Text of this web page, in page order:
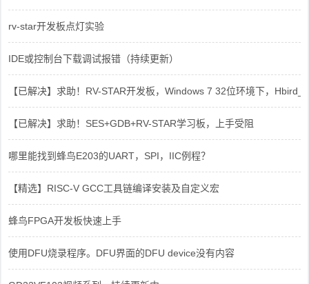
rv-star开发板点灯实验
IDE或控制台下载调试报错（持续更新）
【已解决】求助！RV-STAR开发板，Windows 7 32位环境下，
【已解决】求助！SES+GDB+RV-STAR学习板，上手受阻
哪里能找到蜂鸟E203的UART，SPI，IIC例程？
【精选】RISC-V GCC工具链编译安装及自定义宏
蜂鸟FPGA开发板快速上手
使用DFU烧录程序。DFU界面的DFU device没有内容